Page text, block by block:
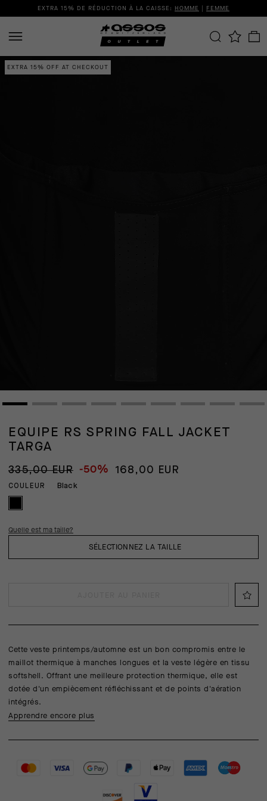
EXTRA 15% DE RÉDUCTION À LA CAISSE: HOMME | FEMME
EXTRA 15% OFF AT CHECKOUT
EQUIPE RS SPRING FALL JACKET
TARGA
335,00 EUR -50% 168,00 EUR
COULEUR Black
SÉLECTIONNEZ LA TAILLE
Quelle est ma taille?
Cette veste printemps/automne est un bon compromis entre le
maillot thermique à manches longues et la veste légère en tissu
softshell. Offrant une meilleure protection thermique, elle est
dotée d'un empiècement réfléchissant et de points d'aération
intégrés.
Apprendre encore plus